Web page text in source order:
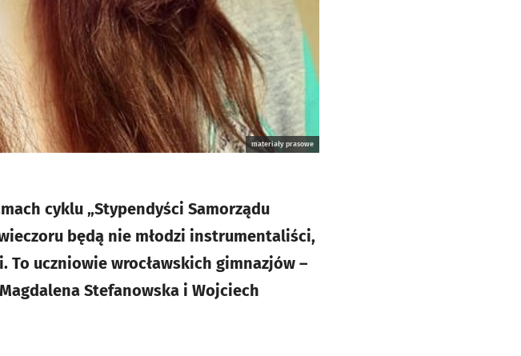
materiały prasowe
cyklu „Stypendyści Samorządu
będą nie młodzi instrumentaliści,
uczniowie wrocławskich gimnazjów –
Stefanowska i Wojciech